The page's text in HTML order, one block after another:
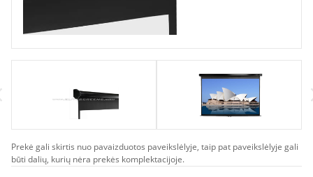
Prekė gali skirtis nuo pavaizduotos paveikslėlyje, taip pat paveikslėlyje gali
būti dalių, kurių nėra prekės komplektacijoje.